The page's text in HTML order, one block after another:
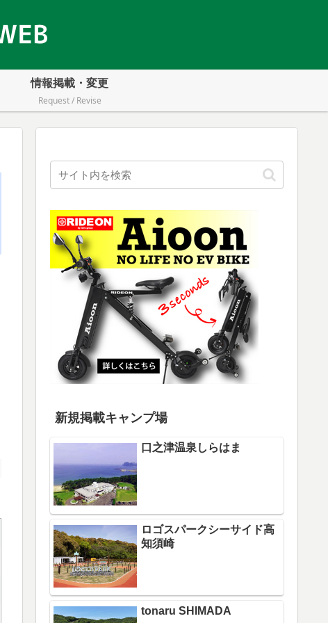
情報掲載・変更
Request / Revise
新規掲載キャンプ場
口之津温泉しらはま
ロゴスパークシーサイド高
知須崎
tonaru SHIMADA